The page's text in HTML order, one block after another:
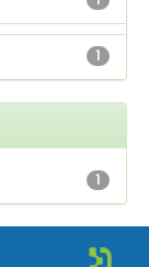
1
1